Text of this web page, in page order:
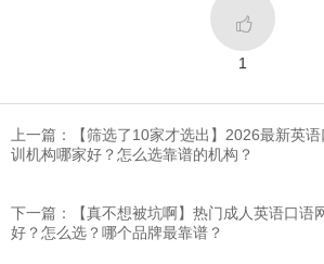

1
上一篇：【筛选了10家才选出】2026最新英
训机构哪家好？怎么选靠谱的机构？
下一篇：​【真不想被坑啊】热门成人英语口语
好？怎么选？哪个品牌最靠谱？